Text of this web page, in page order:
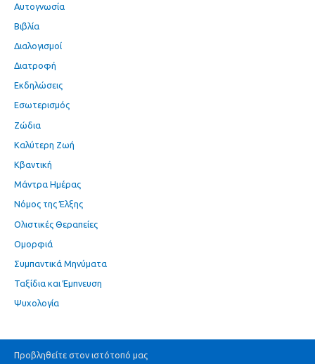
Αυτογνωσία
Βιβλία
Διαλογισμοί
Διατροφή
Εκδηλώσεις
Εσωτερισμός
Ζώδια
Καλύτερη Ζωή
Κβαντική
Μάντρα Ημέρας
Νόμος της Έλξης
Ολιστικές Θεραπείες
Ομορφιά
Συμπαντικά Μηνύματα
Ταξίδια και Έμπνευση
Ψυχολογία
Προβληθείτε στον ιστότοπό μας